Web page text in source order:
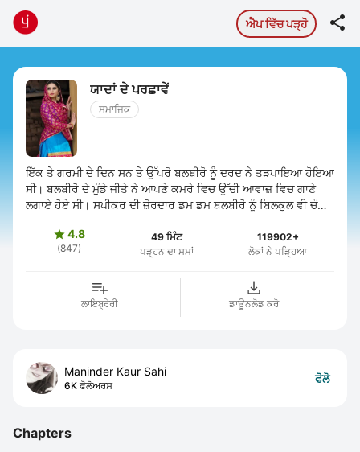
ਐਪ ਵਿੱਚ ਪੜ੍ਹੋ 
ਯਾਦਾਂ ਦੇ ਪਰਛਾਵੇਂ
ਸਮਾਜਿਕ
ਇੱਕ ਤੇ ਗਰਮੀ ਦੇ ਦਿਨ ਸਨ ਤੇ ਉੱਪਰੋ ਬਲਬੀਰੋ ਨੂੰ ਦਰਦ ਨੇ ਤੜਪਾਇਆ ਹੋਇਆ
ਸੀ। ਬਲਬੀਰੋ ਦੇ ਮੁੰਡੇ ਜੀਤੇ ਨੇ ਆਪਣੇ ਕਮਰੇ ਵਿਚ ਉੱਚੀ ਆਵਾਜ਼ ਵਿਚ ਗਾਣੇ
ਲਗਾਏ ਹੋਏ ਸੀ। ਸਪੀਕਰ ਦੀ ਜ਼ੋਰਦਾਰ ਡਮ ਡਮ ਬਲਬੀਰੋ ਨੂੰ ਬਿਲਕੁਲ ਵੀ ਚੰਗੀ
4.8
(847)
49 ਮਿੰਟ
ਪੜ੍ਹਨ ਦਾ ਸਮਾਂ
119902+
ਲੋਕਾਂ ਨੇ ਪੜ੍ਹਿਆ
ਲਾਇਬ੍ਰੇਰੀ ਡਾਊਨਲੋਡ ਕਰੋ
Maninder Kaur Sahi
6K ਫੋਲੋਅਰਸ
ਫੋਲੋ
Chapters